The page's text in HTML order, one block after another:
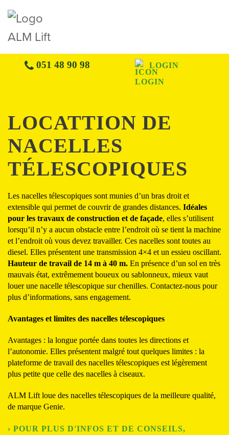
051 48 90 98 LOGIN
LOCATTION DE
NACELLES
TÉLESCOPIQUES
Les nacelles télescopiques sont munies d’un bras droit et
extensible qui permet de couvrir de grandes distances. Idéales
pour les travaux de construction et de façade, elles s’utilisent
lorsqu’il n’y a aucun obstacle entre l’endroit où se tient la machine
et l’endroit où vous devez travailler. Ces nacelles sont toutes au
diesel. Elles présentent une transmission 4×4 et un essieu oscillant.
Hauteur de travail de 14 m à 40 m. En présence d’un sol en très
mauvais état, extrêmement boueux ou sablonneux, mieux vaut
louer une nacelle télescopique sur chenilles. Contactez-nous pour
plus d’informations, sans engagement.
Avantages et limites des nacelles télescopiques
Avantages : la longue portée dans toutes les directions et
l’autonomie. Elles présentent malgré tout quelques limites : la
plateforme de travail des nacelles télescopiques est légèrement
plus petite que celle des nacelles à ciseaux.
ALM Lift loue des nacelles télescopiques de la meilleure qualité,
de marque Genie.
› POUR PLUS D'INFOS ET DE CONSEILS,